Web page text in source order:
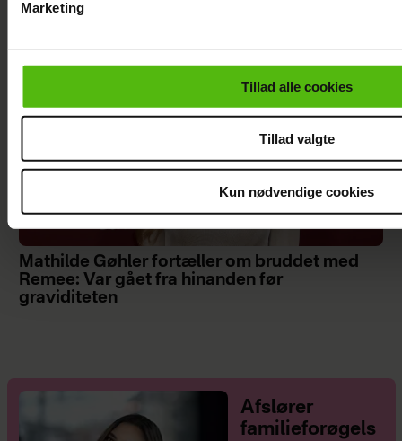
cookiepolitik.
Marketing
Tillad alle cookies
Tillad valgte
Kun nødvendige cookies
Mathilde Gøhler fortæller om bruddet med
Remee: Var gået fra hinanden før
graviditeten
Afslører
familieforøgels